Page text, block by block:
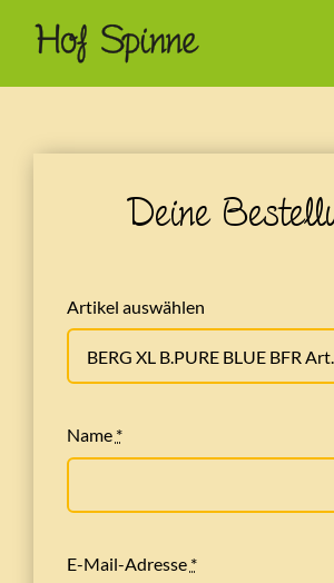
Inhalt
Deine
Artikel auswählen
Name *
E-Mail-Adresse *